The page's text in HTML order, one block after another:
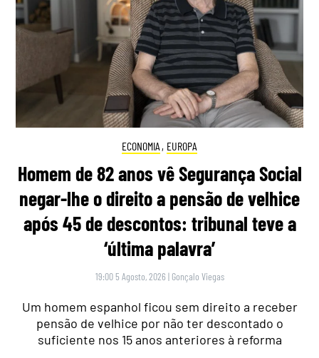
ECONOMIA , EUROPA
Homem de 82 anos vê Segurança Social
negar-lhe o direito a pensão de velhice
após 45 de descontos: tribunal teve a
‘última palavra’
19:00 5 Agosto, 2026 | Gonçalo Viegas
Um homem espanhol ficou sem direito a receber
pensão de velhice por não ter descontado o
suficiente nos 15 anos anteriores à reforma